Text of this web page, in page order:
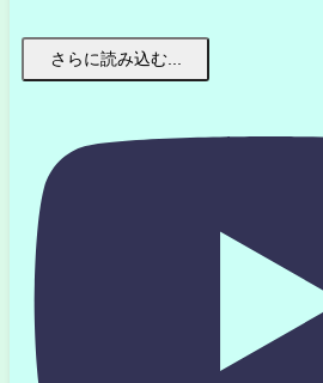
さらに読み込む...